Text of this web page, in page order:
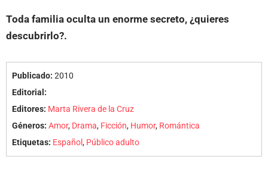
Toda familia oculta un enorme secreto, ¿quieres
descubrirlo?.
Publicado: 2010
Editorial:
Editores: Marta Rivera de la Cruz
Géneros: Amor, Drama, Ficción, Humor, Romántica
Etiquetas: Español, Público adulto